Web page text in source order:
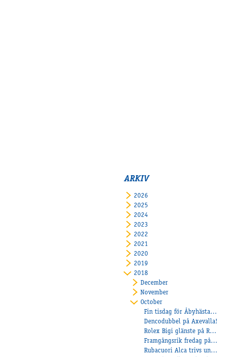
ARKIV
2026
2025
2024
2023
2022
2021
2020
2019
2018
December
November
October
Fin tisdag för Åbyhästarna!
Dencodubbel på Axevalla!
Rolex Bigi glänste på Romme!
Framgångsrik fredag på Kalmar!
Rubacuori Alca trivs under sadeln!